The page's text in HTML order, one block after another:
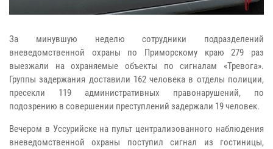
За минувшую неделю сотрудники подразделений
вневедомственной охраны по Приморскому краю 279 раз
выезжали на охраняемые объекты по сигналам «Тревога».
Группы задержания доставили 162 человека в отделы полиции,
пресекли 119 административных правонарушений, по
подозрению в совершении преступлений задержали 19 человек.
Вечером в Уссурийске на пульт централизованного наблюдения
вневедомственной охраны поступил сигнал из гостиницы,